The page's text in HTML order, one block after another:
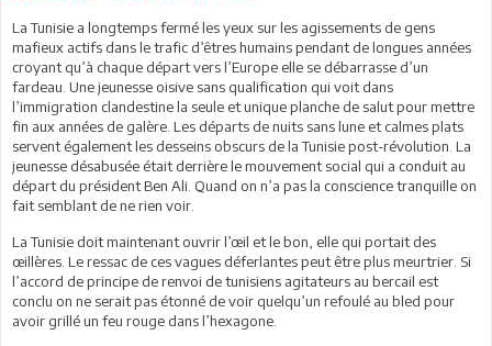
La Tunisie a longtemps fermé les yeux sur les agissements de gens
mafieux actifs dans le trafic d’êtres humains pendant de longues années
croyant qu’à chaque départ vers l’Europe elle se débarrasse d’un
fardeau. Une jeunesse oisive sans qualification qui voit dans
l’immigration clandestine la seule et unique planche de salut pour mettre
fin aux années de galère. Les départs de nuits sans lune et calmes plats
servent également les desseins obscurs de la Tunisie post-révolution. La
jeunesse désabusée était derrière le mouvement social qui a conduit au
départ du président Ben Ali. Quand on n’a pas la conscience tranquille on
fait semblant de ne rien voir.
La Tunisie doit maintenant ouvrir l’œil et le bon, elle qui portait des
œillères. Le ressac de ces vagues déferlantes peut être plus meurtrier. Si
l’accord de principe de renvoi de tunisiens agitateurs au bercail est
conclu on ne serait pas étonné de voir quelqu’un refoulé au bled pour
avoir grillé un feu rouge dans l’hexagone.